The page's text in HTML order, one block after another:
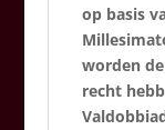
op basis
worden
recht